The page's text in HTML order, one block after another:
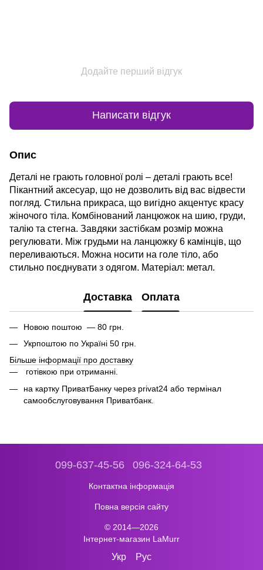
Додайте перший відгук
Написати відгук
Опис
Деталі не грають головної ролі – деталі грають все!
Пікантний аксесуар, що не дозволить від вас відвести
погляд. Стильна прикраса, що вигідно акцентує красу
жіночого тіла. Комбінований ланцюжок на шию, груди,
талію та стегна. Завдяки застібкам розмір можна
регулювати. Між грудьми на ланцюжку 6 камінців, що
переливаються. Можна носити на голе тіло, або
стильно поєднувати з одягом. Матеріал: метал.
Доставка Оплата
Новою поштою — 80 грн.
Укрпоштою по Україні 50 грн.
Більше інформації про доставку
готівкою при отриманні.
на картку ПриватБанку через privat24 або термінал
самообслуговування Приватбанк.
099-637-45-56 096-324-64-53
Контактна інформація
Повна версія сайту
© 2014—2026
Інтернет-магазин LaMurr
Укр Рус